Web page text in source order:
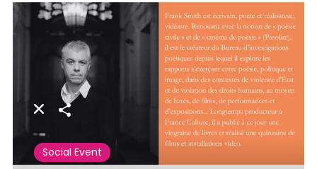
Share
Social Event